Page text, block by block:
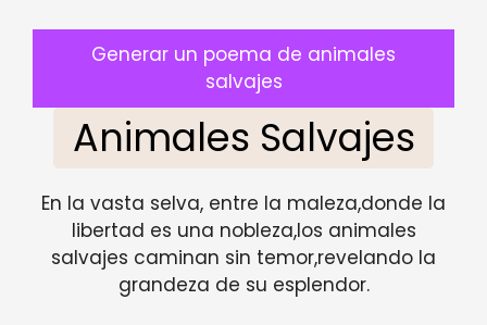
Generar un poema de animales
salvajes
Animales Salvajes
En la vasta selva, entre la maleza,donde la
libertad es una nobleza,los animales
salvajes caminan sin temor,revelando la
grandeza de su esplendor.